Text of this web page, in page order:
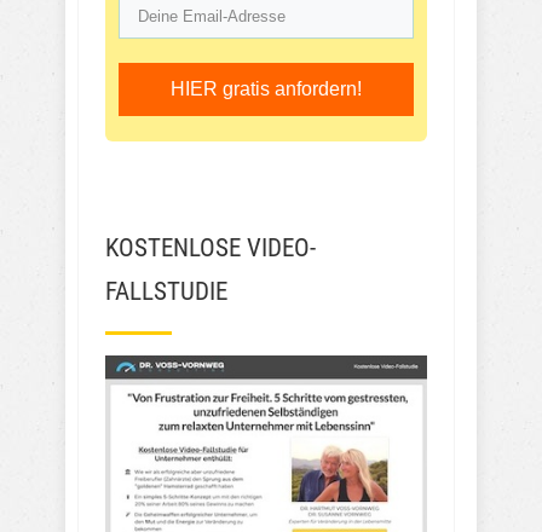
HIER gratis anfordern!
KOSTENLOSE VIDEO-
FALLSTUDIE